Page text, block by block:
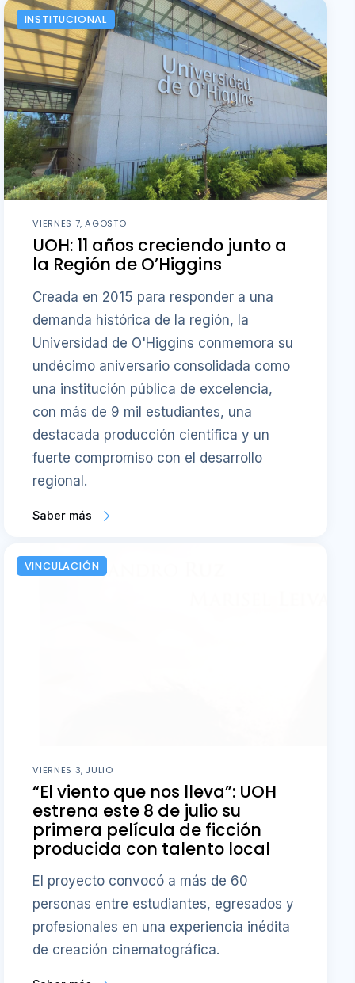
INSTITUCIONAL
VIERNES 7, AGOSTO
UOH: 11 años creciendo junto a
la Región de O’Higgins
Creada en 2015 para responder a una
demanda histórica de la región, la
Universidad de O'Higgins conmemora su
undécimo aniversario consolidada como
una institución pública de excelencia,
con más de 9 mil estudiantes, una
destacada producción científica y un
fuerte compromiso con el desarrollo
regional.
Saber más
VINCULACIÓN
VIERNES 3, JULIO
“El viento que nos lleva”: UOH
estrena este 8 de julio su
primera película de ficción
producida con talento local
El proyecto convocó a más de 60
personas entre estudiantes, egresados y
profesionales en una experiencia inédita
de creación cinematográfica.